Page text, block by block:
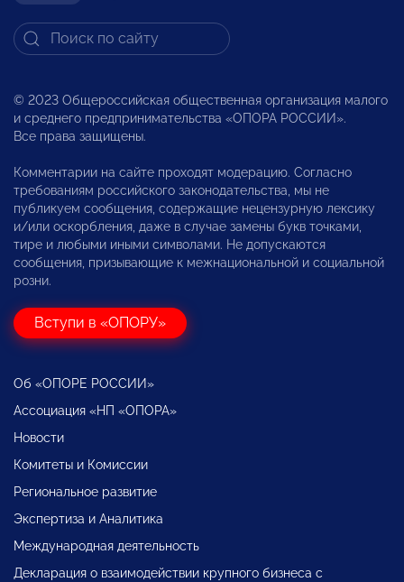
© 2023 Общероссийская общественная организация малого
и среднего предпринимательства «ОПОРА РОССИИ».
Все права защищены.
Комментарии на сайте проходят модерацию. Согласно
требованиям российского законодательства, мы не
публикуем сообщения, содержащие нецензурную лексику
и/или оскорбления, даже в случае замены букв точками,
тире и любыми иными символами. Не допускаются
сообщения, призывающие к межнациональной и социальной
розни.
Вступи в «ОПОРУ»
Об «ОПОРЕ РОССИИ»
Ассоциация «НП «ОПОРА»
Новости
Комитеты и Комиссии
Региональное развитие
Экспертиза и Аналитика
Международная деятельность
Декларация о взаимодействии крупного бизнеса с